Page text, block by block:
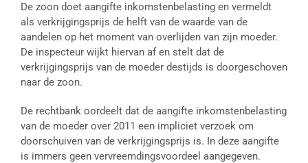
De zoon doet aangifte inkomstenbelasting en vermeldt
als verkrijgingsprijs de helft van de waarde van de
aandelen op het moment van overlijden van zijn moeder.
De inspecteur wijkt hiervan af en stelt dat de
verkrijgingsprijs van de moeder destijds is doorgeschoven
naar de zoon.
De rechtbank oordeelt dat de aangifte inkomstenbelasting
van de moeder over 2011 een impliciet verzoek om
doorschuiven van de verkrijgingsprijs is. In deze aangifte
is immers geen vervreemdingsvoordeel aangegeven.